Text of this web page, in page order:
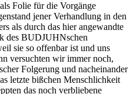
Folie für die Vorgänge
jener Verhandlung in den
als durch das hier angewandte
des BUDJUHNschen
sie so offenbar ist und uns
versuchten wir immer noch,
Folgerung und nacheinander
letzte bißchen Menschlichkeit
das noch verbliebene